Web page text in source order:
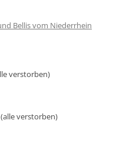
Bellis vom Niederrhein
verstorben)
verstorben)